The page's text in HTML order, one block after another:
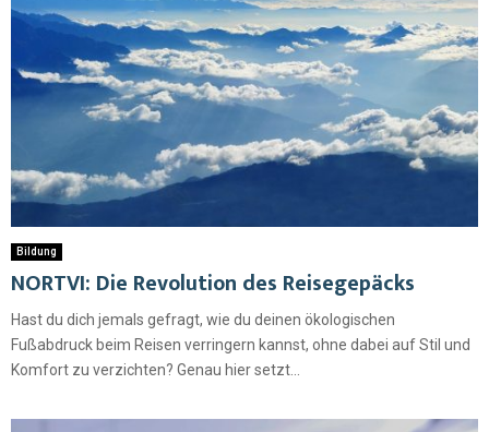
Bildung
NORTVI: Die Revolution des Reisegepäcks
Hast du dich jemals gefragt, wie du deinen ökologischen
Fußabdruck beim Reisen verringern kannst, ohne dabei auf Stil und
Komfort zu verzichten? Genau hier setzt...